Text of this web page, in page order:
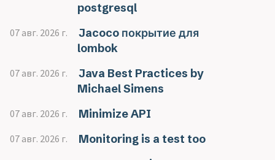
postgresql
07 авг. 2026 г.
Jacoco покрытие для
lombok
07 авг. 2026 г.
Java Best Practices by
Michael Simens
07 авг. 2026 г. Minimize API
07 авг. 2026 г. Monitoring is a test too